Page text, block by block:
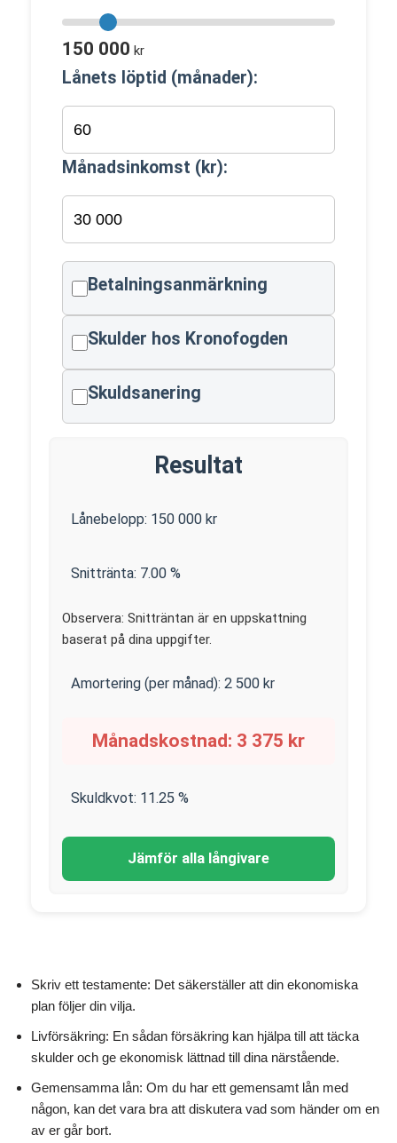
150 000 kr
Lånets löptid (månader):
Månadsinkomst (kr):
Betalningsanmärkning
Skulder hos Kronofogden
Skuldsanering
Resultat
Lånebelopp: 150 000 kr
Snittränta: 7.00 %
Observera: Snitträntan är en uppskattning
baserat på dina uppgifter.
Amortering (per månad): 2 500 kr
Månadskostnad: 3 375 kr
Skuldkvot: 11.25 %
Jämför alla långivare
Skriv ett testamente: Det säkerställer att din ekonomiska
plan följer din vilja.
Livförsäkring: En sådan försäkring kan hjälpa till att täcka
skulder och ge ekonomisk lättnad till dina närstående.
Gemensamma lån: Om du har ett gemensamt lån med
någon, kan det vara bra att diskutera vad som händer om en
av er går bort.